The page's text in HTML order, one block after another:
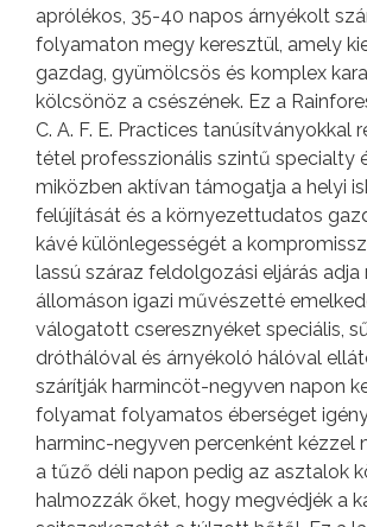
aprólékos, 35-40 napos árnyékolt
folyamaton megy keresztül, amely
gazdag, gyümölcsös és komplex
kölcsönöz a csészének. Ez a
C. A. F. E. Practices tanúsítványokkal
tétel professzionális szintű specialty
miközben aktívan támogatja a helyi
felújítását és a környezettudatos
kávé különlegességét a
lassú száraz feldolgozási eljárás adja
állomáson igazi művészetté
válogatott cseresznyéket speciális,
dróthálóval és árnyékoló hálóval
szárítják harmincöt-negyven napon
folyamat folyamatos éberséget
harminc-negyven percenként kézzel
a tűző déli napon pedig az asztalok
halmozzák őket, hogy megvédjék a